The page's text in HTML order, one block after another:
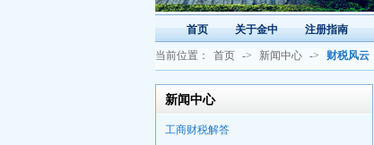
首页 关于金中 注册指南
当前位置： 首页 -> 新闻中心 -> 财税风云
新闻中心
工商财税解答